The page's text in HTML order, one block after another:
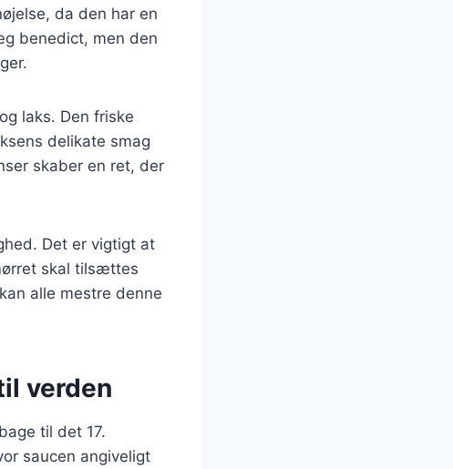
da den har en
benedict, men den
laks. Den friske
delikate smag
skaber en ret, der
Det er vigtigt at
skal tilsættes
alle mestre denne
verden
til det 17.
saucen angiveligt